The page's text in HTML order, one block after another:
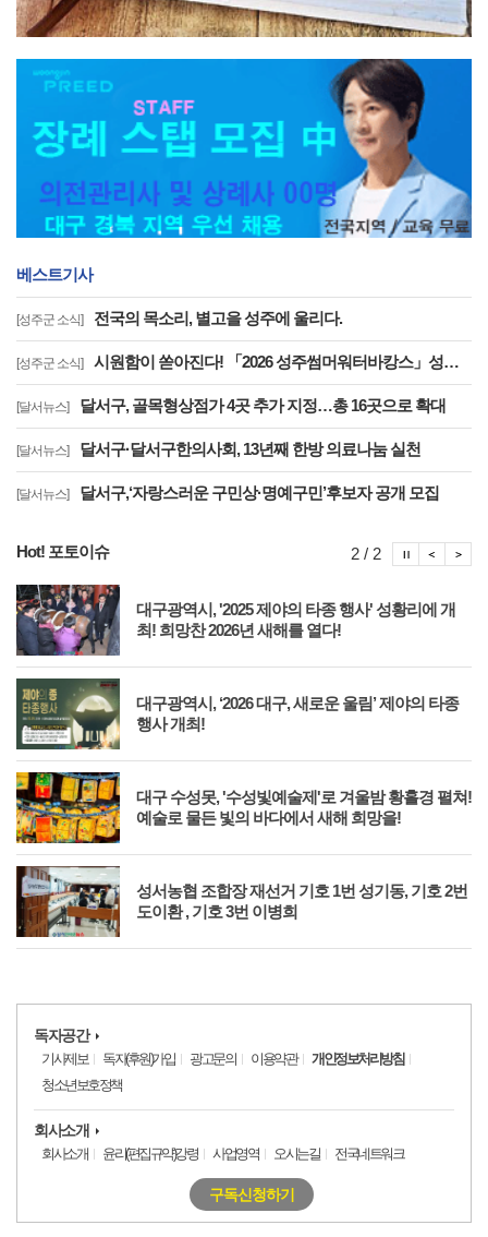
베스트기사
[성주군 소식] 전국의 목소리, 별고을 성주에 울리다.
[성주군 소식] 시원함이 쏟아진다! 「2026 성주썸머워터바캉스」성황리 운영중
[달서뉴스] 달서구, 골목형상점가 4곳 추가 지정…총 16곳으로 확대
[달서뉴스] 달서구·달서구한의사회, 13년째 한방 의료나눔 실천
[달서뉴스] 달서구,‘자랑스러운 구민상·명예구민’후보자 공개 모집
Hot! 포토이슈
대구광역시, '2025 제야의 타종 행사' 성황리에 개
최! 희망찬 2026년 새해를 열다!
대구광역시, ‘2026 대구, 새로운 울림’ 제야의 타종
행사 개최!
대구 수성못, '수성빛예술제'로 겨울밤 황홀경 펼쳐!
예술로 물든 빛의 바다에서 새해 희망을!
성서농협 조합장 재선거 기호 1번 성기동, 기호 2번
도이환 , 기호 3번 이병희
2 / 2 포
포토이
독자공간
기사제보 독자(후원)가입 광고문의 이용약관
개인정보처리방침
청소년보호정책
회사소개
회사소개 윤리(편집규약)강령 사업영역 오시는길 전국네트워크
구독신청하기